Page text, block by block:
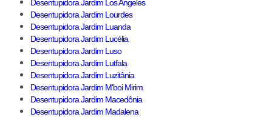
Desentupidora Jardim Los Angeles
Desentupidora Jardim Lourdes
Desentupidora Jardim Luanda
Desentupidora Jardim Lucélia
Desentupidora Jardim Luso
Desentupidora Jardim Lutfala
Desentupidora Jardim Luzitânia
Desentupidora Jardim M'boi Mirim
Desentupidora Jardim Macedônia
Desentupidora Jardim Madalena